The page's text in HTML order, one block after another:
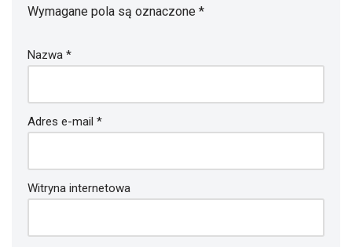
Wymagane pola są oznaczone *
Nazwa *
Adres e-mail *
Witryna internetowa